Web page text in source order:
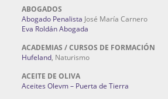
ABOGADOS
Abogado Penalista José María Carnero
Eva Roldán Abogada
ACADEMIAS / CURSOS DE FORMACIÓN
Hufeland, Naturismo
ACEITE DE OLIVA
Aceites Olevm – Puerta de Tierra